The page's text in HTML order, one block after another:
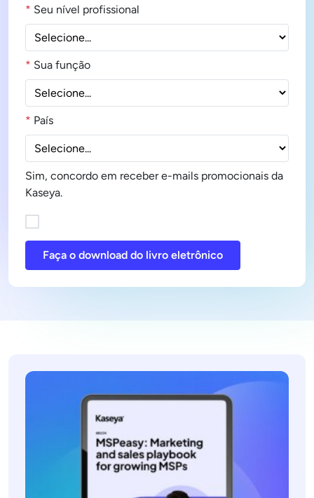
* Seu nível profissional
* Sua função
* País
Sim, concordo em receber e-mails promocionais da
Kaseya.
Faça o download do livro eletrônico